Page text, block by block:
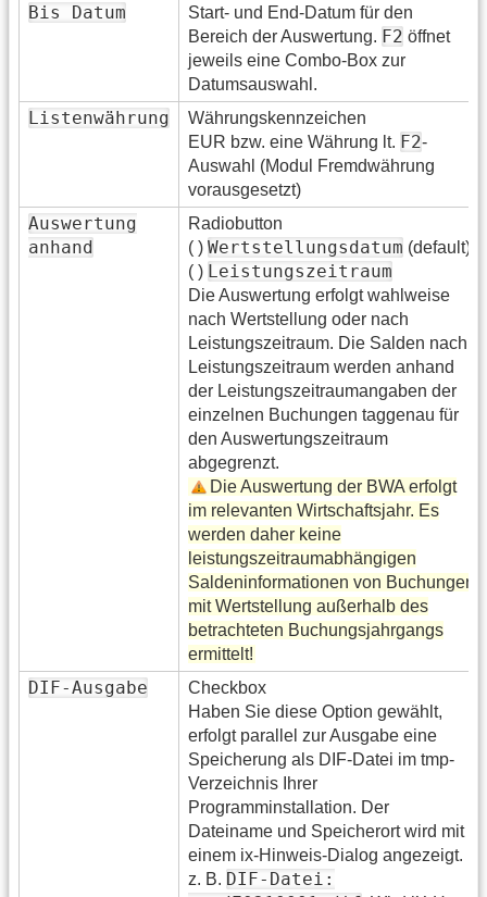
Bis Datum
Start- und End-Datum für den
Bereich der Auswertung. F2 öffnet
jeweils eine Combo-Box zur
Datumsauswahl.
Listenwährung
Währungskennzeichen
EUR bzw. eine Währung lt. F2-
Auswahl (Modul Fremdwährung
vorausgesetzt)
Auswertung
anhand
Radiobutton
( ) Wertstellungsdatum (default)
( ) Leistungszeitraum
Die Auswertung erfolgt wahlweise
nach Wertstellung oder nach
Leistungszeitraum. Die Salden nach
Leistungszeitraum werden anhand
der Leistungszeitraumangaben der
einzelnen Buchungen taggenau für
den Auswertungszeitraum
abgegrenzt.
Die Auswertung der BWA erfolgt
im relevanten Wirtschaftsjahr. Es
werden daher keine
leistungszeitraumabhängigen
Saldeninformationen von Buchungen
mit Wertstellung außerhalb des
betrachteten Buchungsjahrgangs
ermittelt!
DIF-Ausgabe
Checkbox
Haben Sie diese Option gewählt,
erfolgt parallel zur Ausgabe eine
Speicherung als DIF-Datei im tmp-
Verzeichnis Ihrer
Programminstallation. Der
Dateiname und Speicherort wird mit
einem ix-Hinweis-Dialog angezeigt.
z. B. DIF-Datei: